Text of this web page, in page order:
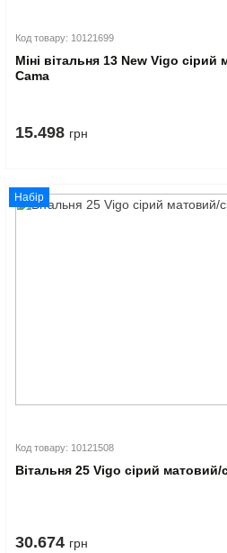
Код товару: 10121699
Міні вітальня 13 New Vigo сірий
Cama
15.498 грн
Набір
Код товару: 10121508
Вітальня 25 Vigo сірий матовий/
30.674 грн